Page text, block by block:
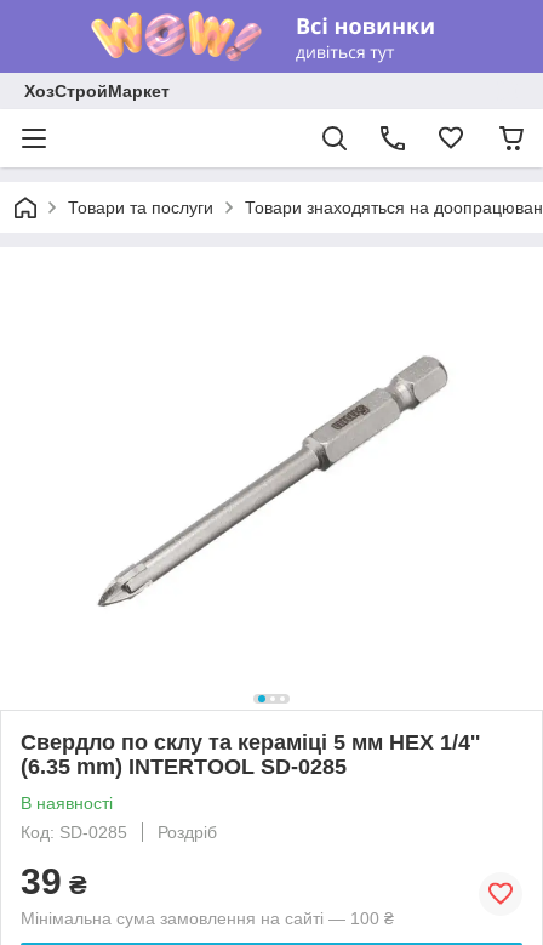
ХозСтройМаркет
Товари та послуги Товари знаходяться на
Свердло по склу та кераміці 5 мм HEX 1/4''
(6.35 mm) INTERTOOL SD-0285
В наявності
Код: SD-0285
Роздріб
39 ₴
Мінімальна сума замовлення на сайті — 100 ₴